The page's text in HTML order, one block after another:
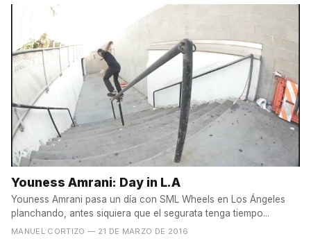
Youness Amrani: Day in L.A
Youness Amrani pasa un día con SML Wheels en Los Ángeles
planchando, antes siquiera que el segurata tenga tiempo...
MANUEL CORTIZO — 21 DE MARZO DE 2016